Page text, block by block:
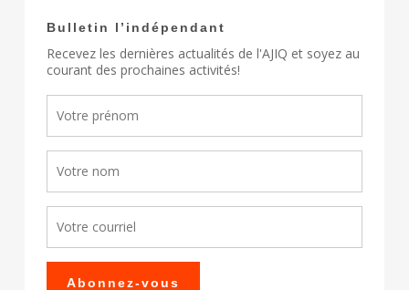
Bulletin l’indépendant
Recevez les dernières actualités de l'AJIQ et soyez au
courant des prochaines activités!